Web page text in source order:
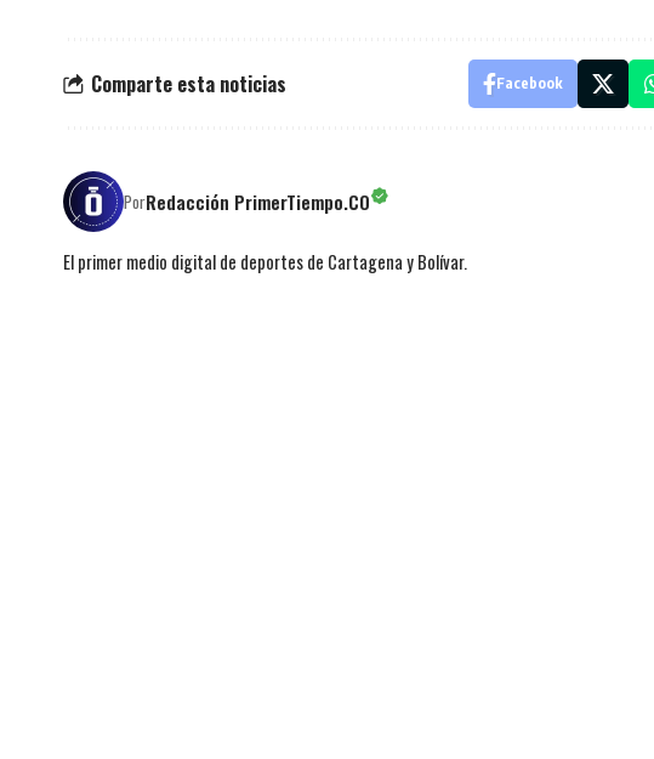
Comparte esta noticias Facebook
PorRedacción PrimerTiempo.CO
El primer medio digital de deportes de Cartagena y Bolívar.